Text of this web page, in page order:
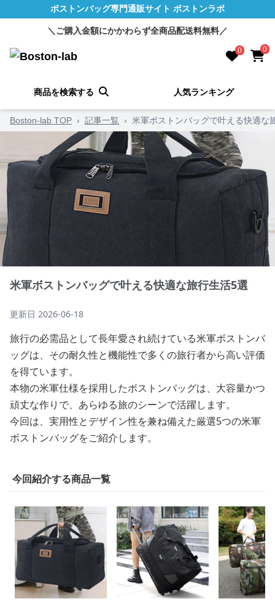
ボストンバッグ専門通販サイト ボストンラボ
＼ご購入金額にかかわらず全商品配送料無料／
0 0
商品を検索する 人気ランキング
Boston-lab TOP › 記事一覧 › 米軍ボストンバッグで叶える快適な
米軍ボストンバッグで叶える快適な旅行生活5選
更新日 2026-06-18
旅行の必需品として長年愛され続けている米軍ボストンバ
ッグは、その耐久性と機能性で多くの旅行者から高い評価
を得ています。
本物の米軍仕様を採用したボストンバッグは、大容量かつ
頑丈な作りで、あらゆる旅のシーンで活躍します。
今回は、実用性とデザイン性を兼ね備えた厳選5つの米軍
ボストンバッグをご紹介します。
今回紹介する商品一覧